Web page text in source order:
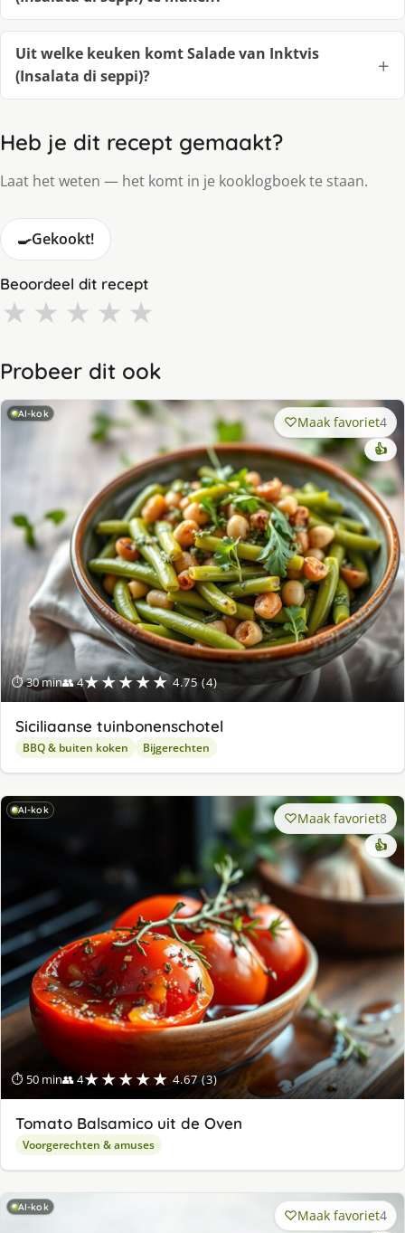
Uit welke keuken komt Salade van Inktvis
(Insalata di seppi)?
Heb je dit recept gemaakt?
Laat het weten — het komt in je kooklogboek te staan.
🍳Gekookt!
Beoordeel dit recept
★ ★ ★ ★ ★
Probeer dit ook
AI-kok
⏱ 30 min👥 4★★★★★ 4.75 (4)
Maak favoriet4
👍
Siciliaanse tuinbonenschotel
BBQ & buiten koken Bijgerechten
AI-kok
⏱ 50 min👥 4★★★★★ 4.67 (3)
Maak favoriet8
👍
Tomato Balsamico uit de Oven
Voorgerechten & amuses
AI-kok Maak favoriet4